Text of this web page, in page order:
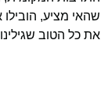
שהאי מציע,
את כל הטוב